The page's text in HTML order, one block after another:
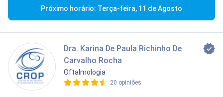
Próximo horário: Terça-feira, 11 de Agosto
Dra. Karina De Paula Richinho De
Carvalho Rocha
Oftalmologia
20 opiniões